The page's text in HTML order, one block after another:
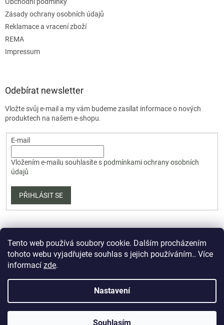
Tento web používá soubory cookie. Dalším procházením
tohoto webu vyjadřujete souhlas s jejich používáním.. Více
informací zde.
Nastavení
Souhlasím
Obchodní podmínky
Zásady ochrany osobních údajů
Reklamace a vracení zboží
REMA
Impressum
Odebírat newsletter
Vložte svůj e-mail a my vám budeme zasílat informace o nových
produktech na našem e-shopu.
E-mail
Vložením e-mailu souhlasíte s podmínkami ochrany osobních
údajů
PŘIHLÁSIT SE
Upravit nastavení cookies